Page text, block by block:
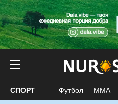
СПОРТ Футбол ММА